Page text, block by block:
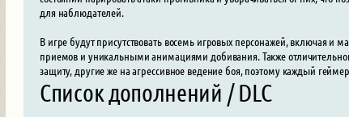
для наблюдателей.
В игре будут присутствовать восемь игровых персонажей, включая
приемов и уникальными анимациями добивания. Также
защиту, другие же на агрессивное ведение боя, поэтому каждый
Список дополнений / DLC